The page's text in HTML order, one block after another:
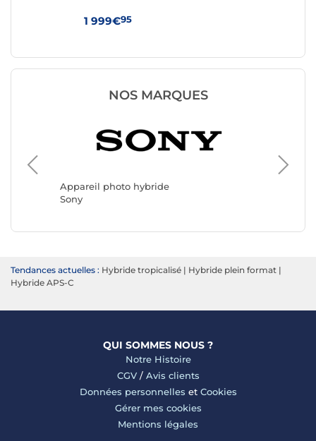
1 999€95
NOS MARQUES
Appareil photo hybride
Sony
Nikon
Tendances actuelles : Hybride tropicalisé | Hybride plein format |
Hybride APS-C
QUI SOMMES NOUS ?
Notre Histoire
CGV/ Avis clients
Données personnelles et Cookies
Gérer mes cookies
Mentions légales